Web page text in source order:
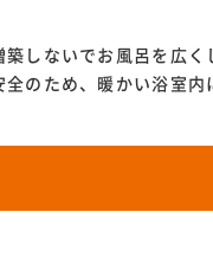
築しないでお風呂を広く
全のため、暖かい浴室内